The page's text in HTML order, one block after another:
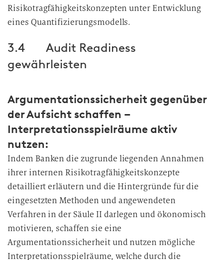
Risikotragfähigkeitskonzepten unter Entwicklung
eines Quantifizierungsmodells.
3.4 Audit Readiness
gewährleisten
Argumentationssicherheit gegenüber
der Aufsicht schaffen –
Interpretationsspielräume aktiv
nutzen:
Indem Banken die zugrunde liegenden Annahmen
ihrer internen Risikotragfähigkeitskonzepte
detailliert erläutern und die Hintergründe für die
eingesetzten Methoden und angewendeten
Verfahren in der Säule II darlegen und ökonomisch
motivieren, schaffen sie eine
Argumentationssicherheit und nutzen mögliche
Interpretationsspielräume, welche durch die